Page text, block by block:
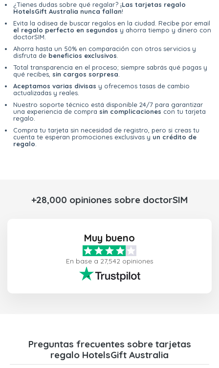
¿Tienes dudas sobre qué regalar? ¡Las tarjetas regalo
HotelsGift Australia nunca fallan!
Evita la odisea de buscar regalos en la ciudad. Recibe por email
el regalo perfecto en segundos y ahorra tiempo y dinero con
doctorSIM.
Ahorra hasta un 50% en comparación con otros servicios y
disfruta de beneficios exclusivos
Total transparencia en el proceso; siempre sabrás qué pagas y
qué recibes, sin cargos sorpresa
Aceptamos varias divisas y ofrecemos tasas de cambio
actualizadas y reales.
Nuestro soporte técnico está disponible 24/7 para garantizar
una experiencia de compra sin complicaciones con tu tarjeta
regalo.
Compra tu tarjeta sin necesidad de registro, pero si creas tu
cuenta te esperan promociones exclusivas y un crédito de
regalo
+28,000 opiniones sobre doctorSIM
Muy bueno
En base a 27,542 opiniones
Preguntas frecuentes sobre tarjetas
regalo HotelsGift Australia